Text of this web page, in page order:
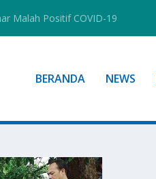
Malah Positif COVID-19
BERANDA NEWS